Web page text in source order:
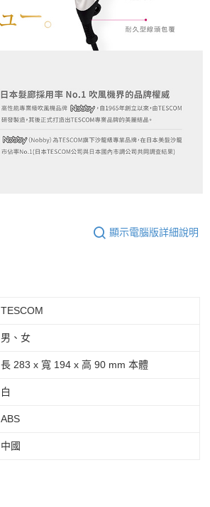
顯示電腦版詳細說明
TESCOM
男、女
長 283 x 寬 194 x 高 90 mm 本體
白
ABS
中國